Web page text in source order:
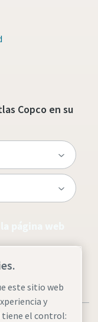
Copco en su
este sitio web
y
el control: